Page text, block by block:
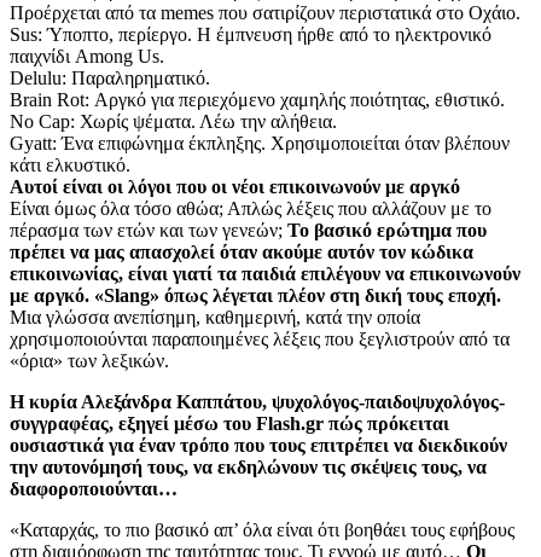
Προέρχεται από τα memes που σατιρίζουν περιστατικά στο Οχάιο.
Sus: Ύποπτο, περίεργο. Η έμπνευση ήρθε από το ηλεκτρονικό
παιχνίδι Among Us.
Delulu: Παραληρηματικό.
Brain Rot: Αργκό για περιεχόμενο χαμηλής ποιότητας, εθιστικό.
No Cap: Χωρίς ψέματα. Λέω την αλήθεια.
Gyatt: Ένα επιφώνημα έκπληξης. Χρησιμοποιείται όταν βλέπουν
κάτι ελκυστικό.
Αυτοί είναι οι λόγοι που οι νέοι επικοινωνούν με αργκό
Είναι όμως όλα τόσο αθώα; Απλώς λέξεις που αλλάζουν με το
πέρασμα των ετών και των γενεών; Το βασικό ερώτημα που
πρέπει να μας απασχολεί όταν ακούμε αυτόν τον κώδικα
επικοινωνίας, είναι γιατί τα παιδιά επιλέγουν να επικοινωνούν
με αργκό. «Slang» όπως λέγεται πλέον στη δική τους εποχή.
Μια γλώσσα ανεπίσημη, καθημερινή, κατά την οποία
χρησιμοποιούνται παραποιημένες λέξεις που ξεγλιστρούν από τα
«όρια» των λεξικών.
Η κυρία Αλεξάνδρα Καππάτου, ψυχολόγος-παιδοψυχολόγος-
συγγραφέας, εξηγεί μέσω του Flash.gr πώς πρόκειται
ουσιαστικά για έναν τρόπο που τους επιτρέπει να διεκδικούν
την αυτονόμησή τους, να εκδηλώνουν τις σκέψεις τους, να
διαφοροποιούνται…
«Καταρχάς, το πιο βασικό απ’ όλα είναι ότι βοηθάει τους εφήβους
στη διαμόρφωση της ταυτότητας τους. Τι εννοώ με αυτό… Οι